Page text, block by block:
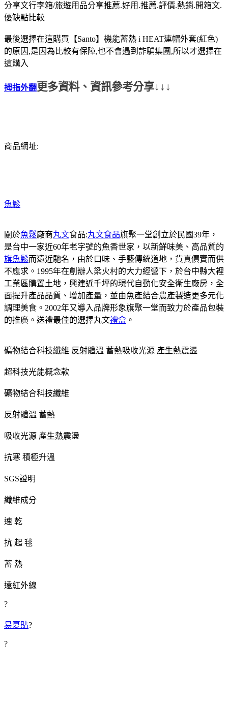
分享文行李箱/旅遊用品分享推薦.好用.推薦.評價.熱銷.開箱文.
優缺點比較
最後選擇在這購買【Santo】機能蓄熱 i HEAT連帽外套(紅色)
的原因,是因為比較有保障,也不會遇到詐騙集團,所以才選擇在
這購入
拇指外翻 更多資料、資訊參考分享↓↓↓
商品網址:
魚鬆
關於魚鬆廠商丸文食品:丸文食品旗聚一堂創立於民國39年，
是台中一家近60年老字號的魚香世家，以新鮮味美、高品質的
旗魚鬆而遠近馳名，由於口味、手藝傳統道地，貨真價實而供
不應求。1995年在創辦人梁火村的大力經營下，於台中縣大裡
工業區購置土地，興建近千坪的現代自動化安全衛生廠房，全
面提升產品品質、增加產量，並由魚產結合農產製造更多元化
調理美食。2002年又導入品牌形象旗聚一堂而致力於產品包裝
的推廣。送禮最佳的選擇丸文禮盒 。
礦物結合科技纖維 反射體溫 蓄熱吸收光源 產生熱震盪
超科技光能概念款
礦物結合科技纖維
反射體溫 蓄熱
吸收光源 產生熱震盪
抗寒 積極升溫
SGS證明
纖維成分
速 乾
抗 起 毬
蓄 熱
遠紅外線
?
易夏貼?
?